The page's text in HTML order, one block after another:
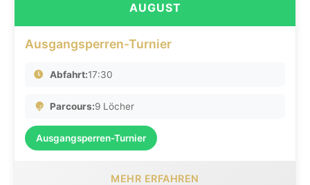
AUGUST
Ausgangsperren-Turnier
Abfahrt:17:30
Parcours:9 Löcher
Ausgangsperren-Turnier
MEHR ERFAHREN